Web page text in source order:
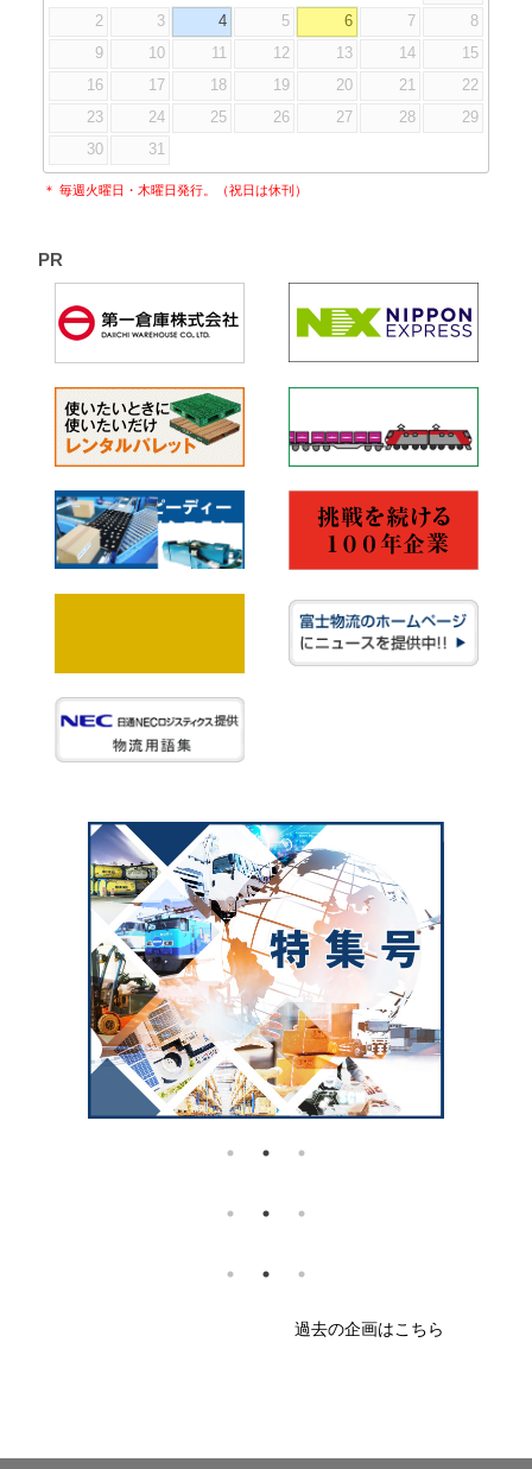
2
3 4 5 6 7
8
9
10 11 12 13 14
15
16
17 18 19 20 21
22
23
24 25 26 27 28
29
30
31
＊ 毎週火曜日・木曜日発行。（祝日は休刊）
過去の企画はこちら